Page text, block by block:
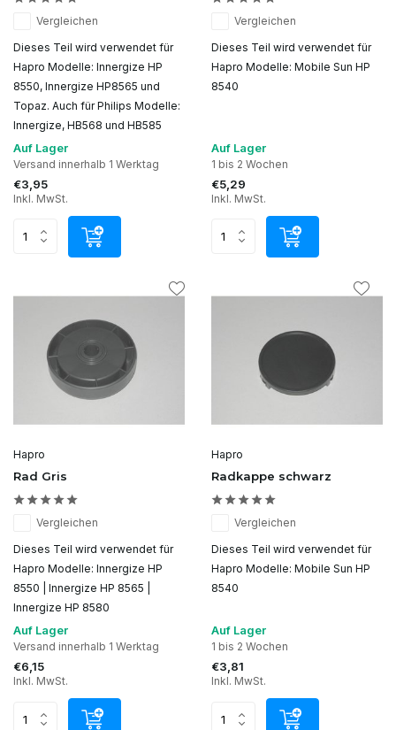
Vergleichen
Dieses Teil wird verwendet für
Hapro Modelle: Innergize HP
8550, Innergize HP8565 und
Topaz. Auch für Philips Modelle:
Innergize, HB568 und HB585
Auf Lager
Versand innerhalb 1 Werktag
€3,95
Inkl. MwSt.
Vergleichen
Dieses Teil wird verwendet für
Hapro Modelle: Mobile Sun HP
8540
Auf Lager
1 bis 2 Wochen
€5,29
Inkl. MwSt.
Hapro
Rad Gris
Vergleichen
Dieses Teil wird verwendet für
Hapro Modelle: Innergize HP
8550 | Innergize HP 8565 |
Innergize HP 8580
Auf Lager
Versand innerhalb 1 Werktag
€6,15
Inkl. MwSt.
Hapro
Radkappe schwarz
Vergleichen
Dieses Teil wird verwendet für
Hapro Modelle: Mobile Sun HP
8540
Auf Lager
1 bis 2 Wochen
€3,81
Inkl. MwSt.